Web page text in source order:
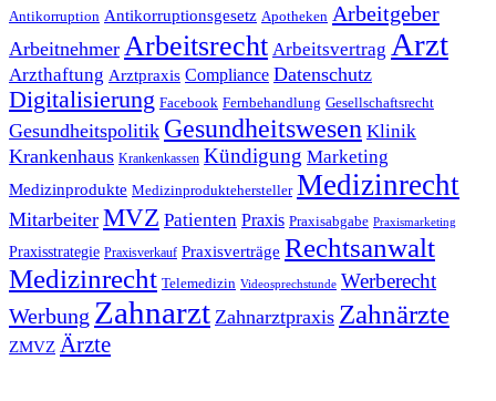
Antikorruption Antikorruptionsgesetz Apotheken Arbeitgeber
Arbeitnehmer Arbeitsrecht Arbeitsvertrag Arzt
Arzthaftung Arztpraxis Compliance Datenschutz
Digitalisierung Facebook Fernbehandlung Gesellschaftsrecht
Gesundheitspolitik Gesundheitswesen Klinik
Krankenhaus Krankenkassen Kündigung Marketing
Medizinprodukte Medizinproduktehersteller Medizinrecht
Mitarbeiter MVZ Patienten Praxis Praxisabgabe Praxismarketing
Praxisstrategie Praxisverkauf Praxisverträge Rechtsanwalt
Medizinrecht Telemedizin Videosprechstunde Werberecht
Werbung Zahnarzt Zahnarztpraxis Zahnärzte
ZMVZ Ärzte